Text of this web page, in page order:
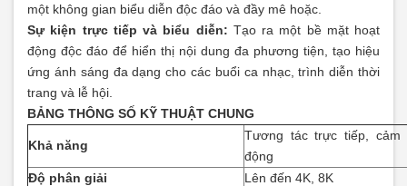
một không gian biểu diễn độc đáo và đầy mê hoặc.
Sự kiện trực tiếp và biểu diễn: Tạo ra một bề mặt hoạt
động độc đáo để hiển thị nội dung đa phương tiện, tạo hiệu
ứng ánh sáng đa dạng cho các buổi ca nhạc, trình diễn thời
trang và lễ hội.
BẢNG THÔNG SỐ KỸ THUẬT CHUNG
Khả năng
Tương tác trực tiếp, cảm
động
Độ phân giải
Lên đến 4K, 8K